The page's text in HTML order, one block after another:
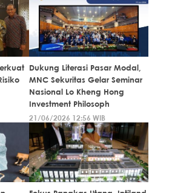
Dukung Literasi Pasar Modal,
MNC Sekuritas Gelar Seminar
Nasional Lo Kheng Hong
Investment Philosoph
21/06/2026 12:56 WIB